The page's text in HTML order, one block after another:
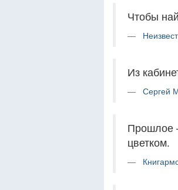
Чтобы
Из
Сергей
Прошлое
цветком.